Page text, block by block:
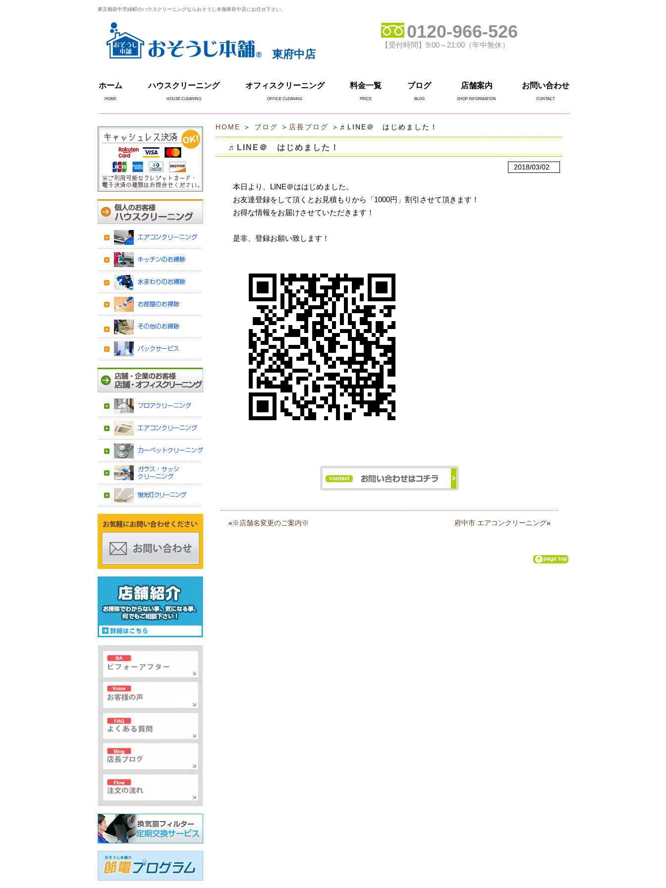
東京都府中市緑町のハウスクリーニングならおそうじ本舗東府中店にお任せ下さい。
東府中店
0120-966-526
【受付時間】9:00～21:00（年中無休）
ホーム
HOME
ハウスクリーニング
HOUSE CLEANING
オフィスクリーニング
OFFICE CLEANING
料金一覧
PRICE
ブログ
BLOG
店舗案内
SHOP INFORMATION
お問い合わせ
CONTACT
HOME ＞ ブログ ＞ 店長ブログ ＞♬LINE＠ はじめました！
♬LINE＠ はじめました！
2018/03/02
本日より、LINE＠ははじめました。
お友達登録をして頂くとお見積もりから「1000円」割引させて頂きます！
お得な情報をお届けさせていただきます！
是非、登録お願い致します！
«※店舗名変更のご案内※ 府中市 エアコンクリーニング»